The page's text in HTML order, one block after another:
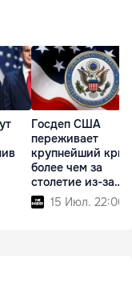
Госдеп США
переживает
крупнейший
более чем за
столетие из-за
реформ Трампа
15 Июл. 22:00